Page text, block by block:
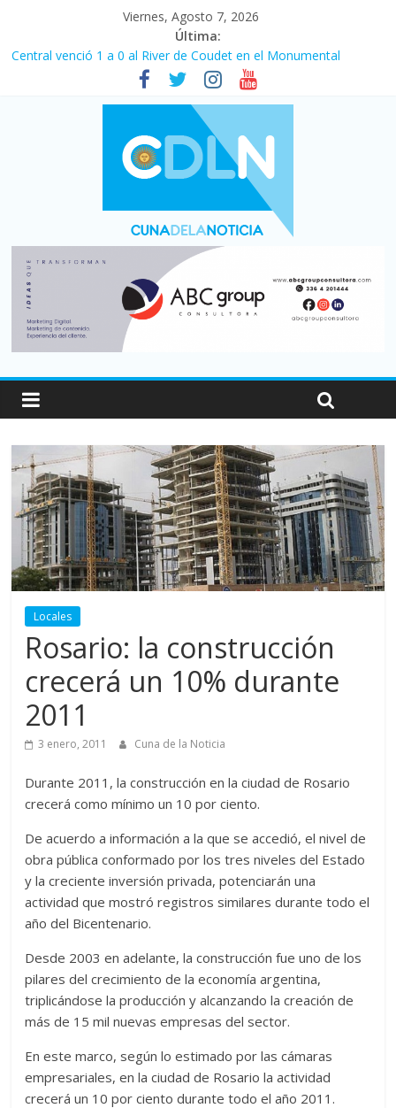
Viernes, Agosto 7, 2026
Última:
Central venció 1 a 0 al River de Coudet en el Monumental
La morosidad alcanzó su nivel más alto en dos décadas y ya
afecta a 400 mil deudores en Santa Fe
Desde que asumió Milei cerraron 41.000 kioscos: el sector
denuncia crisis como en 2001
Vacaciones de invierno con más movimiento y consumo
turístico: 4,6 millones de personas viajaron por el país, un 5,9%
Fuerte caída de la venta de autos usados en julio: bajó un 12,6%
Locales
Rosario: la construcción
crecerá un 10% durante
2011
3 enero, 2011 Cuna de la Noticia
Durante 2011, la construcción en la ciudad de Rosario
crecerá como mínimo un 10 por ciento.
De acuerdo a información a la que se accedió, el nivel de
obra pública conformado por los tres niveles del Estado
y la creciente inversión privada, potenciarán una
actividad que mostró registros similares durante todo el
año del Bicentenario.
Desde 2003 en adelante, la construcción fue uno de los
pilares del crecimiento de la economía argentina,
triplicándose la producción y alcanzando la creación de
más de 15 mil nuevas empresas del sector.
En este marco, según lo estimado por las cámaras
empresariales, en la ciudad de Rosario la actividad
crecerá un 10 por ciento durante todo el año 2011.